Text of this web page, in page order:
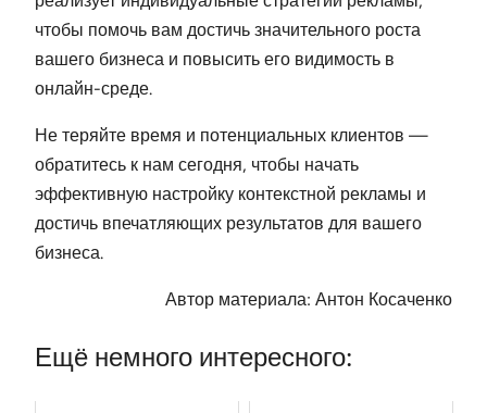
чтобы помочь вам достичь значительного роста
вашего бизнеса и повысить его видимость в
онлайн-среде.
Не теряйте время и потенциальных клиентов —
обратитесь к нам сегодня, чтобы начать
эффективную настройку контекстной рекламы и
достичь впечатляющих результатов для вашего
бизнеса.
Автор материала: Антон Косаченко
Ещё немного интересного: